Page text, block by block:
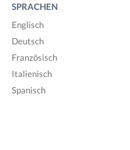
SPRACHEN
Englisch
Deutsch
Französisch
Italienisch
Spanisch